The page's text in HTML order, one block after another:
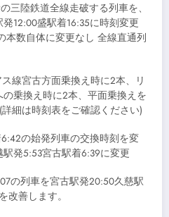
三陸鉄道全線走破する列車を、
12:00盛駅着16:35に時刻変更
本数自体に変更なし 全線直通列
線宮古方面乗換え時に2本、リ
乗換え時に2本、平面乗換えを
細は時刻表をご確認ください)
の始発列車の交換時刻を変
発5:53宮古駅着6:39に変更
の列車を宮古駅発20:50久慈駅
改善します。